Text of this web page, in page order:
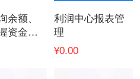
余额、
资金收
利润中心报表管
理
¥0.00